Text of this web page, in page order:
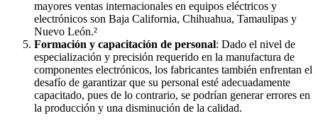
mayores ventas internacionales en equipos eléctricos y
electrónicos son Baja California, Chihuahua, Tamaulipas y
Nuevo León.²
Formación y capacitación de personal: Dado el nivel de
especialización y precisión requerido en la manufactura de
componentes electrónicos, los fabricantes también enfrentan el
desafío de garantizar que su personal esté adecuadamente
capacitado, pues de lo contrario, se podrían generar errores en
la producción y una disminución de la calidad.